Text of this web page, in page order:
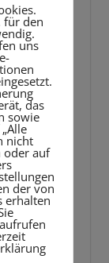
für den
uns
das
sowie
nicht
oder auf
der von
erhalten